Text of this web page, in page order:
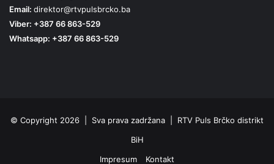
Email: direktor@rtvpulsbrcko.ba
Viber: +387 66 863-529
Whatsapp: +387 66 863-529
© Copyright 2026 | Sva prava zadržana | RTV Puls Brčko distrikt
BiH
Impresum
Kontakt